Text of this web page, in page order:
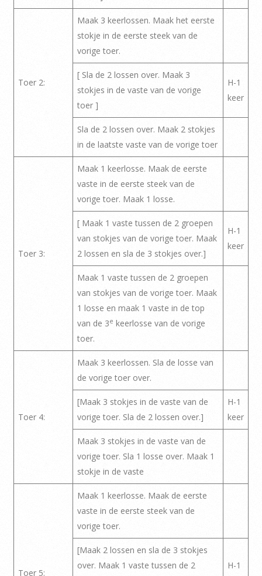
Toer 2:
Maak 3 keerlossen. Maak het eerste
stokje in de eerste steek van de
vorige toer.
[ Sla de 2 lossen over. Maak 3
stokjes in de vaste van de vorige
toer ]
H-1
keer
Sla de 2 lossen over. Maak 2 stokjes
in de laatste vaste van de vorige toer
Toer 3:
Maak 1 keerlosse. Maak de eerste
vaste in de eerste steek van de
vorige toer. Maak 1 losse.
[ Maak 1 vaste tussen de 2 groepen
van stokjes van de vorige toer. Maak
2 lossen en sla de 3 stokjes over.]
H-1
keer
Maak 1 vaste tussen de 2 groepen
van stokjes van de vorige toer. Maak
1 losse en maak 1 vaste in de top
van de 3e keerlosse van de vorige
toer.
Toer 4:
Maak 3 keerlossen. Sla de losse van
de vorige toer over.
[Maak 3 stokjes in de vaste van de
vorige toer. Sla de 2 lossen over.]
H-1
keer
Maak 3 stokjes in de vaste van de
vorige toer. Sla 1 losse over. Maak 1
stokje in de vaste
Toer 5:
Maak 1 keerlosse. Maak de eerste
vaste in de eerste steek van de
vorige toer.
[Maak 2 lossen en sla de 3 stokjes
over. Maak 1 vaste tussen de 2
H-1